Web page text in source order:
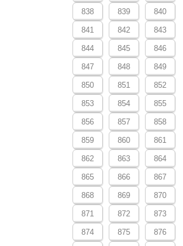
838 839 840
841 842 843
844 845 846
847 848 849
850 851 852
853 854 855
856 857 858
859 860 861
862 863 864
865 866 867
868 869 870
871 872 873
874 875 876